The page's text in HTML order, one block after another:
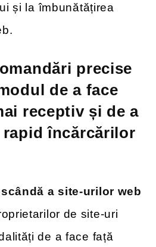
și la îmbunătățirea
precise
de a face
receptiv și de a
rapid încărcărilor
a site-urilor web
de site-uri
de a face față